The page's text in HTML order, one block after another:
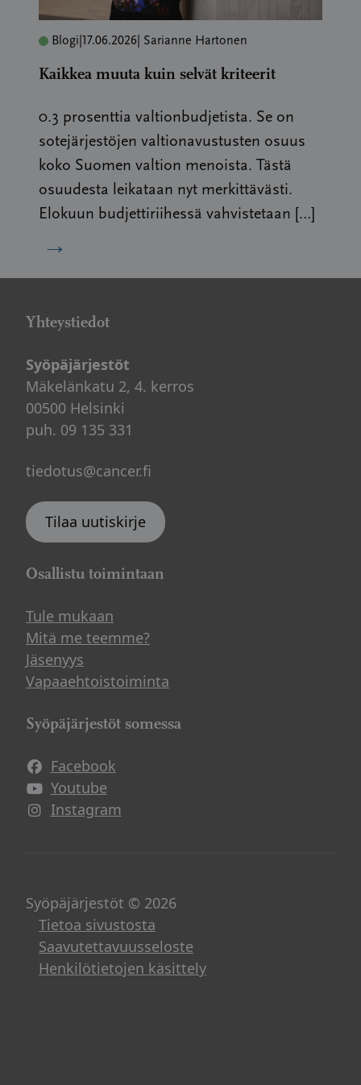
Blogi 17.06.2026 | Sarianne Hartonen
Kaikkea muuta kuin selvät kriteerit
0.3 prosenttia valtionbudjetista. Se on
sotejärjestöjen valtionavustusten osuus
koko Suomen valtion menoista. Tästä
osuudesta leikataan nyt merkittävästi.
Elokuun budjettiriihessä vahvistetaan […]
→
Yhteystiedot
Syöpäjärjestöt
Mäkelänkatu 2, 4. kerros
00500 Helsinki
puh. 09 135 331
tiedotus@cancer.fi
Tilaa uutiskirje
Osallistu toimintaan
Tule mukaan
Mitä me teemme?
Jäsenyys
Vapaaehtoistoiminta
Syöpäjärjestöt somessa
Facebook
Avautuu uuteen ikkunaan
Youtube
Avautuu uuteen ikkunaan
Instagram
Avautuu uuteen ikkunaan
Syöpäjärjestöt © 2026
Tietoa sivustosta
Saavutettavuusseloste
Henkilötietojen käsittely